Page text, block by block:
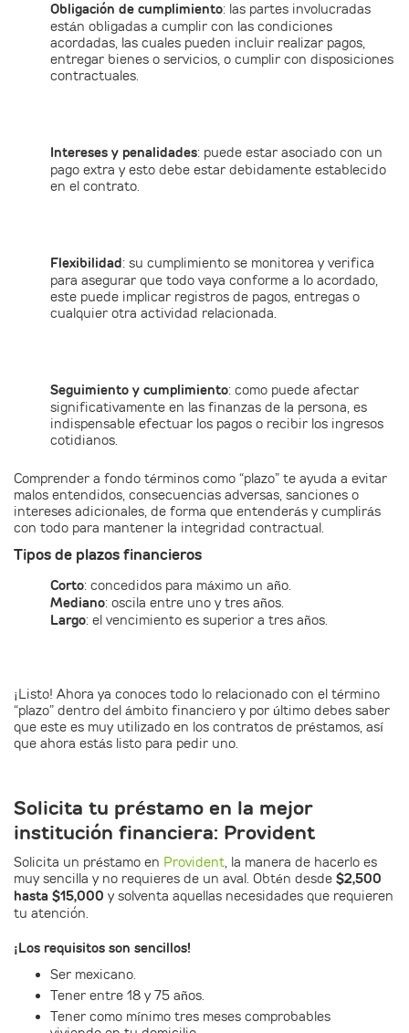
Obligación de cumplimiento: las partes involucradas
están obligadas a cumplir con las condiciones
acordadas, las cuales pueden incluir realizar pagos,
entregar bienes o servicios, o cumplir con disposiciones
contractuales.
Intereses y penalidades: puede estar asociado con un
pago extra y esto debe estar debidamente establecido
en el contrato.
Flexibilidad: su cumplimiento se monitorea y verifica
para asegurar que todo vaya conforme a lo acordado,
este puede implicar registros de pagos, entregas o
cualquier otra actividad relacionada.
Seguimiento y cumplimiento: como puede afectar
significativamente en las finanzas de la persona, es
indispensable efectuar los pagos o recibir los ingresos
cotidianos.
Comprender a fondo términos como “plazo” te ayuda a evitar
malos entendidos, consecuencias adversas, sanciones o
intereses adicionales, de forma que entenderás y cumplirás
con todo para mantener la integridad contractual.
Tipos de plazos financieros
Corto: concedidos para máximo un año.
Mediano: oscila entre uno y tres años.
Largo: el vencimiento es superior a tres años.
¡Listo! Ahora ya conoces todo lo relacionado con el término
“plazo” dentro del ámbito financiero y por último debes saber
que este es muy utilizado en los contratos de préstamos, así
que ahora estás listo para pedir uno.
Solicita tu préstamo en la mejor
institución financiera: Provident
Solicita un préstamo en Provident, la manera de hacerlo es
muy sencilla y no requieres de un aval. Obtén desde $2,500
hasta $15,000 y solventa aquellas necesidades que requieren
tu atención.
¡Los requisitos son sencillos!
Ser mexicano.
Tener entre 18 y 75 años.
Tener como mínimo tres meses comprobables